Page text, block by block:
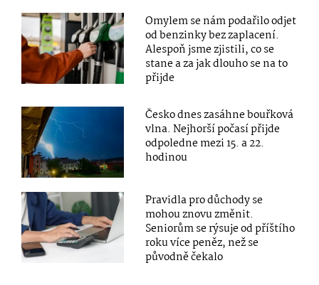
Omylem se nám podařilo odjet
od benzinky bez zaplacení.
Alespoň jsme zjistili, co se
stane a za jak dlouho se na to
přijde
Česko dnes zasáhne bouřková
vlna. Nejhorší počasí přijde
odpoledne mezi 15. a 22.
hodinou
Pravidla pro důchody se
mohou znovu změnit.
Seniorům se rýsuje od příštího
roku více peněz, než se
původně čekalo